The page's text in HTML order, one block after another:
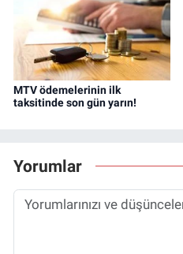
MTV ödemelerinin ilk
taksitinde son gün yarın!
Yorumlar